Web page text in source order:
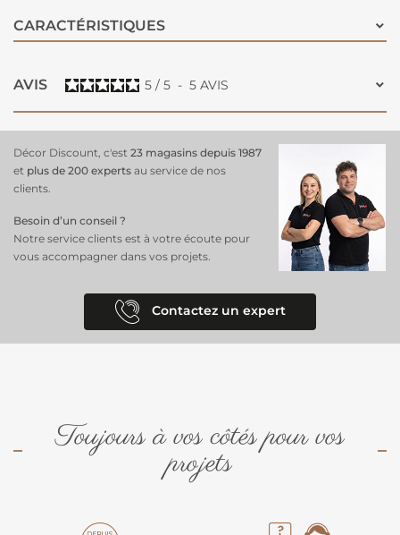
CARACTÉRISTIQUES
AVIS 5 / 5 - 5 AVIS
Décor Discount, c'est 23 magasins depuis 1987
et plus de 200 experts au service de nos
clients.
Besoin d’un conseil ?
Notre service clients est à votre écoute pour
vous accompagner dans vos projets.
Contactez un expert
Toujours à vos côtés pour vos
projets